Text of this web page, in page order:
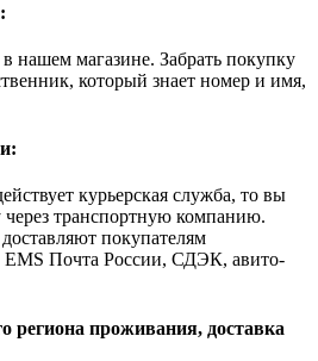
нашем магазине. Забрать покупку
который знает номер и имя,
курьерская служба, то вы
через транспортную компанию.
покупателям
EMS Почта России, СДЭК, авито-
региона проживания, доставка